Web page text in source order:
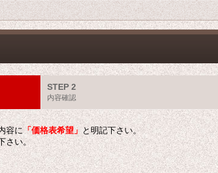
STEP 2
内容確認
容に「価格表希望」と明記下さい。
さい。